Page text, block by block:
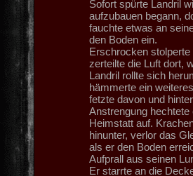
Sofort spürte Landril
aufzubauen begann,
fauchte etwas an
den Boden ein.
Erschrocken
zerteilte die Luft dort,
Landril rollte sich
hämmerte ein
fetzte davon und
Anstrengung
Heimstatt auf.
hinunter, verlor das
als er den Boden
Aufprall aus seinen
Er starrte an die